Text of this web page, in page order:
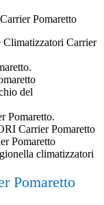
Climatizzatori Carrier
del
Pomaretto.
Carrier Pomaretto
Pomaretto
climatizzatori
Pomaretto